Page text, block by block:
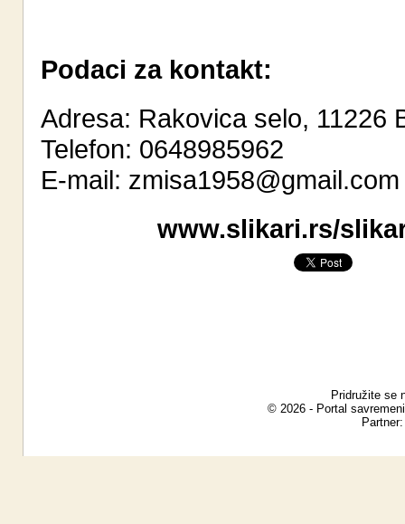
Podaci za kontakt:
Adresa: Rakovica selo, 11226
Telefon: 0648985962
E-mail: zmisa1958@gmail.com
www.slikari.rs/
Pridružite se
© 2026 - Portal